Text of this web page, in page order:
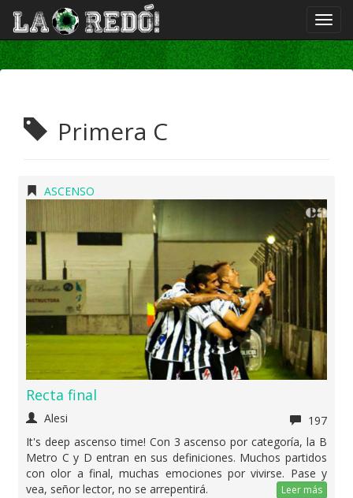
Primera C
ASCENSO
Recta final
Alesi
197
It's deep ascenso time! Con 3 ascenso por categoría, la B
Metro C y D entran en sus definiciones. Muchos partidos
con olor a final, muchas emociones por vivirse. Pase y
vea, señor lector, no se arrepentirá.
Leer más